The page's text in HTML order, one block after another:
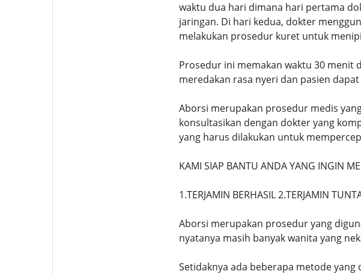
waktu dua hari dimana hari pertama
jaringan. Di hari kedua, dokter
melakukan prosedur kuret untuk
Prosedur ini memakan waktu 30 menit
meredakan rasa nyeri dan pasien
Aborsi merupakan prosedur medis
konsultasikan dengan dokter yang
yang harus dilakukan untuk
KAMI SIAP BANTU ANDA YANG INGIN
1.TERJAMIN BERHASIL 2.TERJAMIN
Aborsi merupakan prosedur yang
nyatanya masih banyak wanita yang
Setidaknya ada beberapa metode